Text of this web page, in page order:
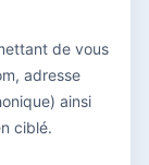
de vous
adresse
ainsi
ciblé.